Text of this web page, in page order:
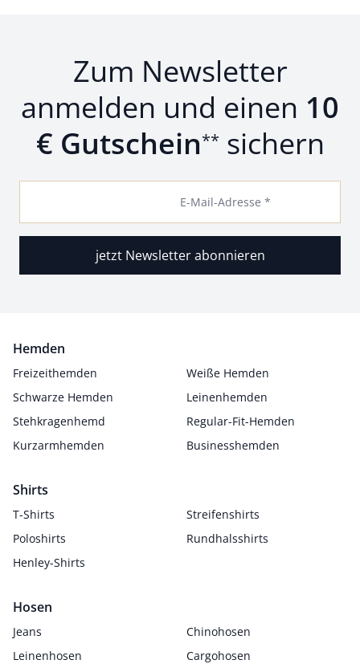
Zum Newsletter
anmelden und einen 10
€ Gutschein** sichern
E-Mail-Adresse *
jetzt Newsletter abonnieren
Hemden
Freizeithemden
Weiße Hemden
Schwarze Hemden
Leinenhemden
Stehkragenhemd
Regular-Fit-Hemden
Kurzarmhemden
Businesshemden
Shirts
T-Shirts
Streifenshirts
Poloshirts
Rundhalsshirts
Henley-Shirts
Hosen
Jeans
Chinohosen
Leinenhosen
Cargohosen